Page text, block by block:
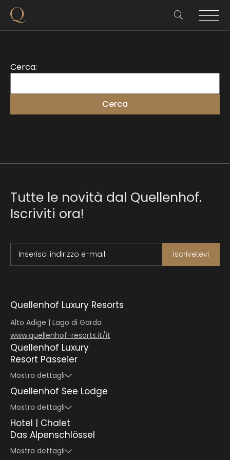
Cerca:
Tutte le novità dal Quellenhof.
Iscriviti ora!
Inserisci indirizzo e-mail Iscrivetevi
Quellenhof Luxury Resorts
Alto Adige | Lago di Garda
www.quellenhof-resorts.it/it
Quellenhof Luxury
Resort Passeier
Mostra dettagli
Quellenhof See Lodge
Mostra dettagli
Hotel | Chalet
Das Alpenschlössel
Mostra dettagli